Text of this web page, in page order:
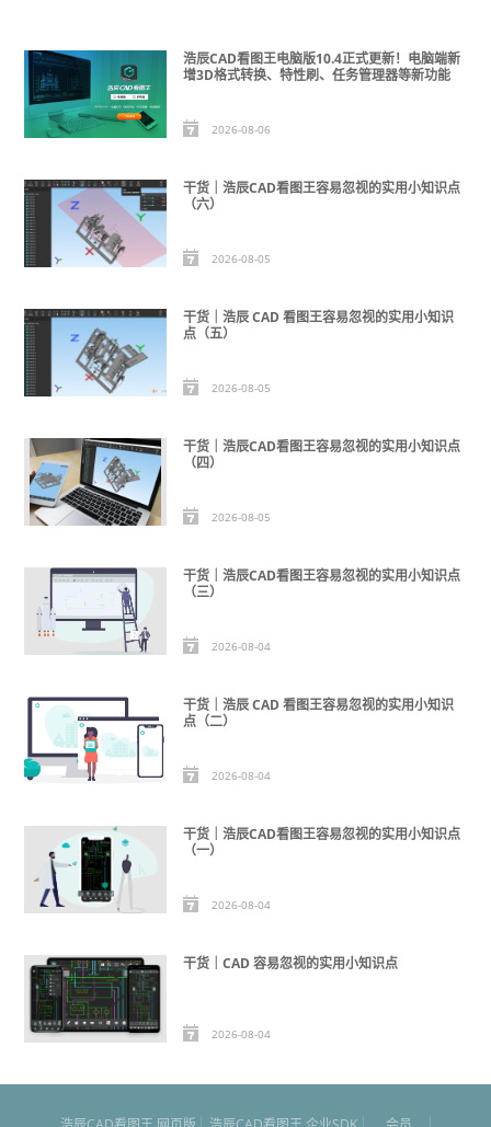
浩辰CAD看图王电脑版10.4正式更新！电脑端新
增3D格式转换、特性刷、任务管理器等新功能
2026-08-06
干货｜浩辰CAD看图王容易忽视的实用小知识点
（六）
2026-08-05
干货｜浩辰 CAD 看图王容易忽视的实用小知识
点（五）
2026-08-05
干货｜浩辰CAD看图王容易忽视的实用小知识点
（四）
2026-08-05
干货｜浩辰CAD看图王容易忽视的实用小知识点
（三）
2026-08-04
干货｜浩辰 CAD 看图王容易忽视的实用小知识
点（二）
2026-08-04
干货｜浩辰CAD看图王容易忽视的实用小知识点
（一）
2026-08-04
干货｜CAD 容易忽视的实用小知识点
2026-08-04